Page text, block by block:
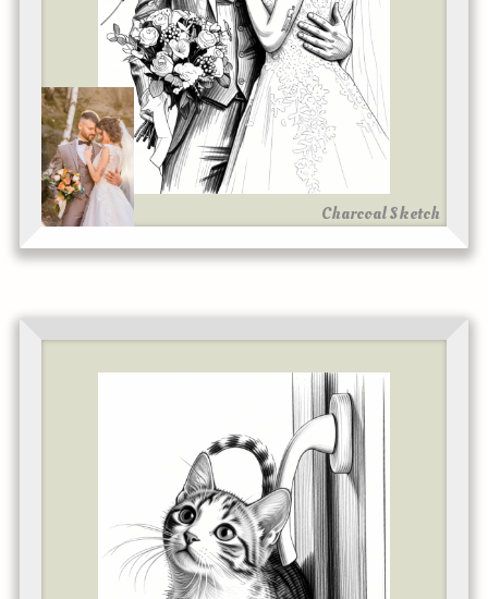
Charcoal Sketch